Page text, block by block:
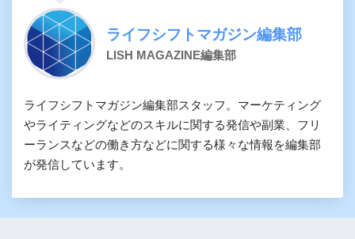
ライフシフトマガジン編集部
LISH MAGAZINE編集部
ライフシフトマガジン編集部スタッフ。マーケティング
やライティングなどのスキルに関する発信や副業、フリ
ーランスなどの働き方などに関する様々な情報を編集部
が発信しています。